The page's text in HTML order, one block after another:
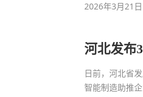
2026年3月21
河北发布
日前，河北省
智能制造助推